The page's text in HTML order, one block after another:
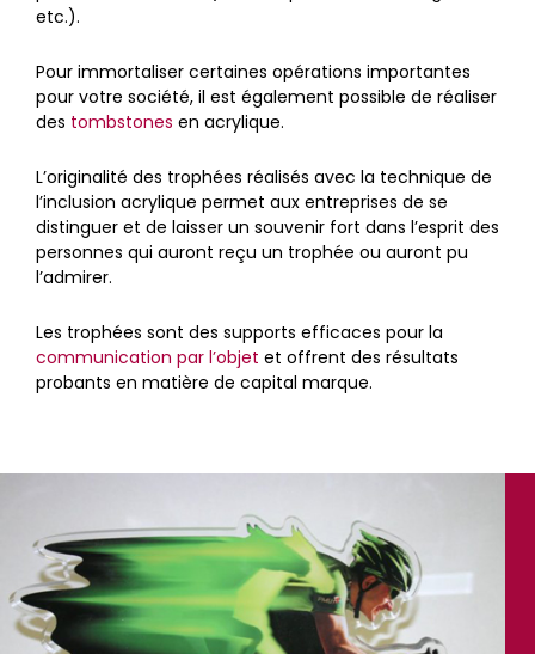
etc.).
Pour immortaliser certaines opérations importantes
pour votre société, il est également possible de réaliser
des tombstones en acrylique.
L’originalité des trophées réalisés avec la technique de
l’inclusion acrylique permet aux entreprises de se
distinguer et de laisser un souvenir fort dans l’esprit des
personnes qui auront reçu un trophée ou auront pu
l’admirer.
Les trophées sont des supports efficaces pour la
communication par l’objet et offrent des résultats
probants en matière de capital marque.